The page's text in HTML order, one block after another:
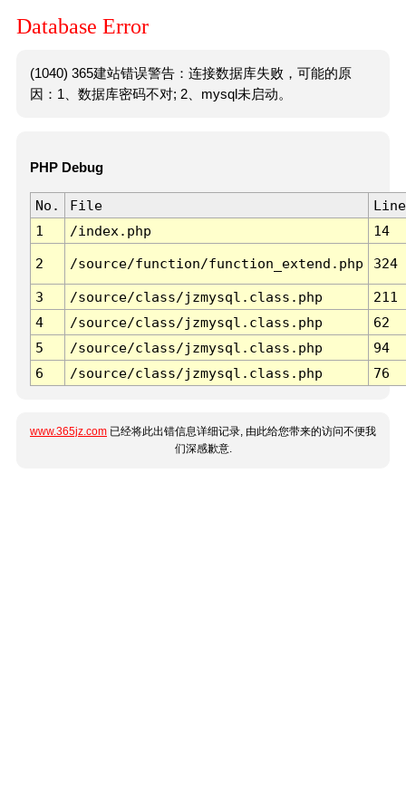
Database Error
(1040) 365建站错误警告：连接数据库失败，可能的原
因：1、数据库密码不对; 2、mysql未启动。
PHP Debug
No. File
Line
1
/index.php 14
2 /source/function/function_extend.php 324
3 /source/class/jzmysql.class.php
211
4
/source/class/jzmysql.class.php
62
5
/source/class/jzmysql.class.php
94
6
/source/class/jzmysql.class.php 76
www.365jz.com 已经将此出错信息详细记录, 由此给您带来的访问不便我
们深感歉意.